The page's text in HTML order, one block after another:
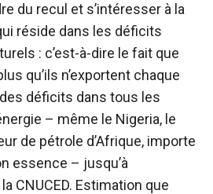
du recul et s’intéresser à la
réside dans les déficits
: c’est-à-dire le fait que
qu’ils n’exportent chaque
déficits dans tous les
– même le Nigeria, le
de pétrole d’Afrique, importe
essence – jusqu’à
CNUCED. Estimation que